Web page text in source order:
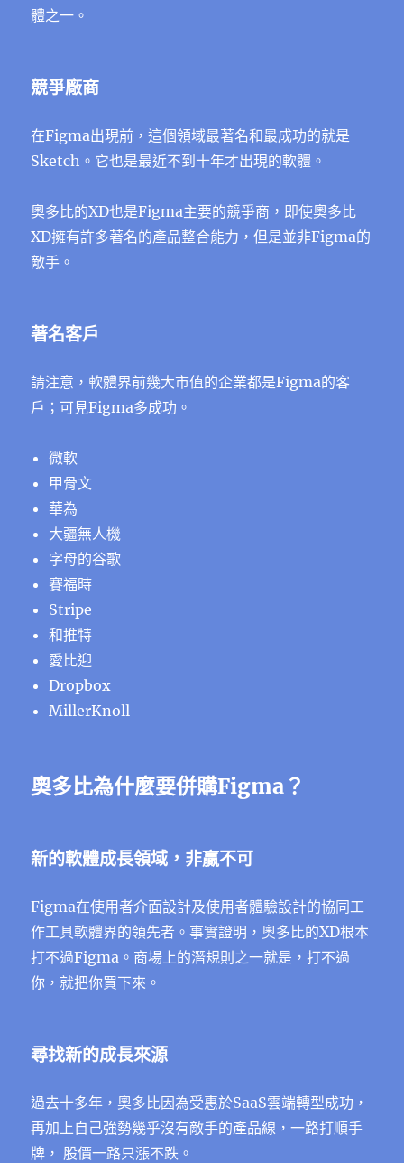
體之一。
競爭廠商
在Figma出現前，這個領域最著名和最成功的就是
Sketch。它也是最近不到十年才出現的軟體。
奧多比的XD也是Figma主要的競爭商，即使奧多比
XD擁有許多著名的產品整合能力，但是並非Figma的
敵手。
著名客戶
請注意，軟體界前幾大市值的企業都是Figma的客
戶；可見Figma多成功。
微軟
甲骨文
華為
大疆無人機
字母的谷歌
賽福時
Stripe
和推特
愛比迎
Dropbox
MillerKnoll
奧多比為什麼要併購Figma？
新的軟體成長領域，非贏不可
Figma在使用者介面設計及使用者體驗設計的協同工
作工具軟體界的領先者。事實證明，奧多比的XD根本
打不過Figma。商場上的潛規則之一就是，打不過
你，就把你買下來。
尋找新的成長來源
過去十多年，奧多比因為受惠於SaaS雲端轉型成功，
再加上自己強勢幾乎沒有敵手的產品線，一路打順手
牌， 股價一路只漲不跌。